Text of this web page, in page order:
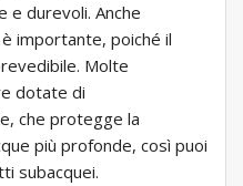
durevoli. Anche
importante, poiché il
Molte
dotate di
che protegge la
più profonde, così puoi
subacquei.